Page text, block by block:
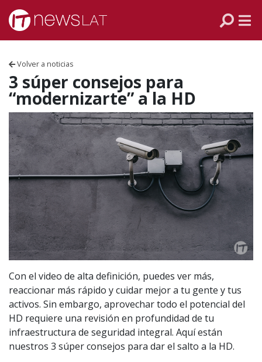
Skip to content
Volver a noticias
3 súper consejos para
“modernizarte” a la HD
Con el video de alta definición, puedes ver más,
reaccionar más rápido y cuidar mejor a tu gente y tus
activos. Sin embargo, aprovechar todo el potencial del
HD requiere una revisión en profundidad de tu
infraestructura de seguridad integral. Aquí están
nuestros 3 súper consejos para dar el salto a la HD.
VENEZUELA
ECUADOR
PERÚ
CHILE
ARGENTINA
MÉXICO